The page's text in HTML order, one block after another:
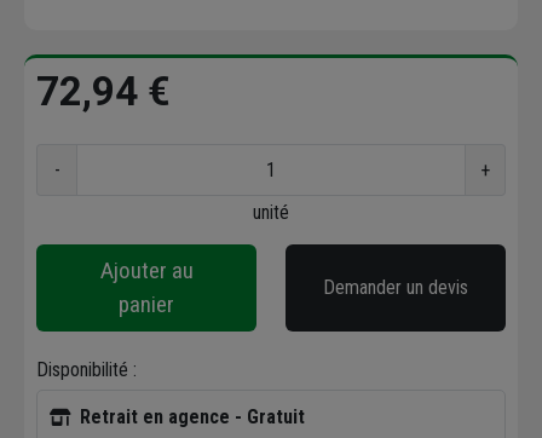
72,94 €
-
+
unité
Ajouter au
panier
Demander un devis
Disponibilité :
Retrait en agence - Gratuit